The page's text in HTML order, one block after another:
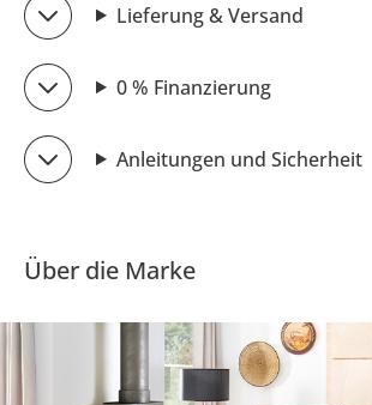
Lieferung & Versand
0 % Finanzierung
Anleitungen und Sicherheit
Über die Marke